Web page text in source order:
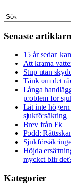
Senaste
15 år sedan
Att krama
Stup utan
Tänk om det
Långa
problem för
Låt inte högern
sjukförsäkring
Brev från Fk
Podd:
Höjda
mycket blir
Kategorier